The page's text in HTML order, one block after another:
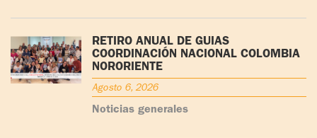
RETIRO ANUAL DE GUÍAS
COORDINACIÓN NACIONAL COLOMBIA
NORORIENTE
Agosto 6, 2026
Noticias generales